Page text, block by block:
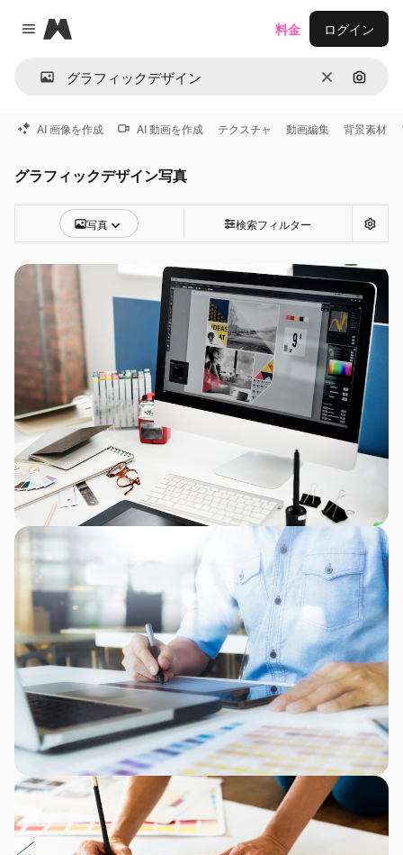
Close menu
Magnific
消去 画像で
料金 ログイン
AI 画像を作成 AI 動画を作成 テクスチャ 動画編集 背景素材
グラフィックデザイン写真
写真 検索フィルター